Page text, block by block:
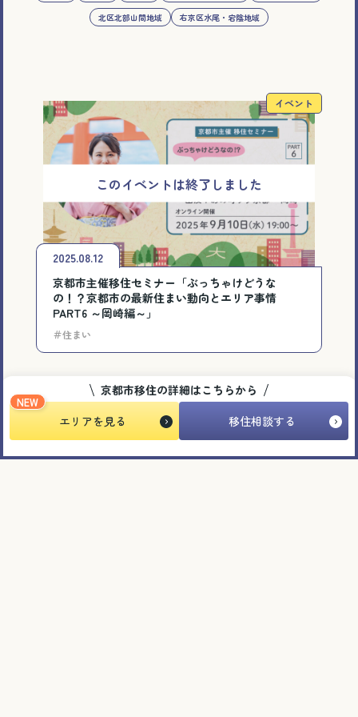
京都市移住の詳細はこちらから
NEW
エリアを見る 移住相談する
北区北部山間地域
右京区水尾・宕陰地域
イベント
京都市主催移住セミナー「ぶっちゃけどうな
の！？京都市の最新住まい動向とエリア事情
PART6 ～岡崎編～」
＃住まい
2025.08.12